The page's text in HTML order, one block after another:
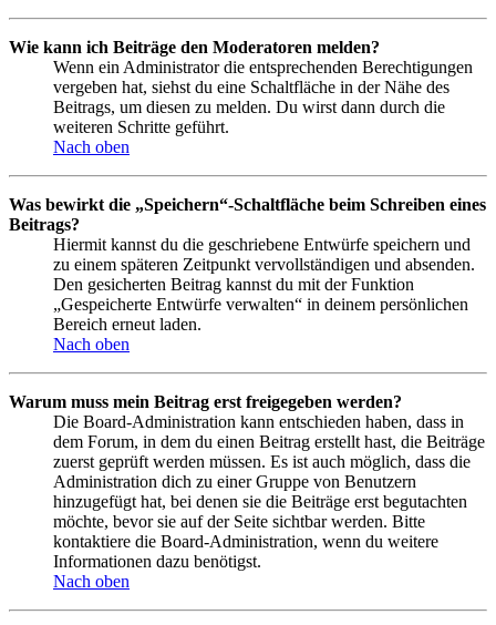
Wie kann ich Beiträge den Moderatoren melden?
Wenn ein Administrator die entsprechenden Berechtigungen
vergeben hat, siehst du eine Schaltfläche in der Nähe des
Beitrags, um diesen zu melden. Du wirst dann durch die
weiteren Schritte geführt.
Nach oben
Was bewirkt die „Speichern“-Schaltfläche beim Schreiben eines
Beitrags?
Hiermit kannst du die geschriebene Entwürfe speichern und
zu einem späteren Zeitpunkt vervollständigen und absenden.
Den gesicherten Beitrag kannst du mit der Funktion
„Gespeicherte Entwürfe verwalten“ in deinem persönlichen
Bereich erneut laden.
Nach oben
Warum muss mein Beitrag erst freigegeben werden?
Die Board-Administration kann entschieden haben, dass in
dem Forum, in dem du einen Beitrag erstellt hast, die Beiträge
zuerst geprüft werden müssen. Es ist auch möglich, dass die
Administration dich zu einer Gruppe von Benutzern
hinzugefügt hat, bei denen sie die Beiträge erst begutachten
möchte, bevor sie auf der Seite sichtbar werden. Bitte
kontaktiere die Board-Administration, wenn du weitere
Informationen dazu benötigst.
Nach oben